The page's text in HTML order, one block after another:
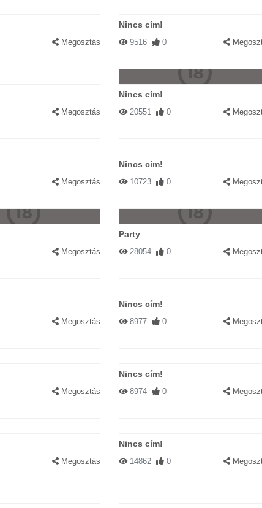
Megosztás
Nincs cím!
9516 0
Megosztás
Nincs cím!
20551 0
Megosztás
Nincs cím!
10723 0
Megosztás
Party
28054 0
Megosztás
Nincs cím!
8977 0
Megosztás
Nincs cím!
8974 0
Megosztás
Nincs cím!
14862 0